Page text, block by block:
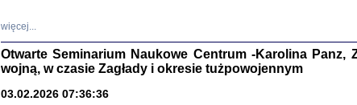
Zagłada
Studia i
więcej...
Otwarte Seminarium Naukowe Centrum -Karolina Panz,
wojną, w czasie Zagłady i okresie tużpowojennym
03.02.2026 07:36:36